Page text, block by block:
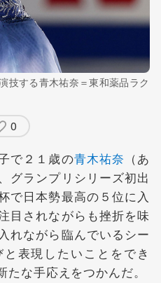
技する青木祐奈＝東和薬品ラク
0
で２１歳の青木祐奈 （あ
グランプリシリーズ初出
で日本勢最高の５位に入
目されながらも挫折を味
れながら臨んでいるシー
表現したいことをでき
な手応えをつかんだ。